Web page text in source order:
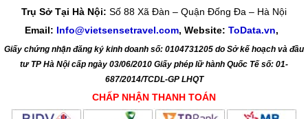
Trụ Sở Tại Hà Nội: Số 88 Xã Đàn – Quận Đống Đa – Hà Nội
Email: Info@vietsensetravel.com, Website: ToData.vn,
Giấy chứng nhận đăng ký kinh doanh số: 0104731205 do Sở kế hoạch và đầu
tư TP Hà Nội cấp ngày 03/06/2010 Giấy phép lữ hành Quốc Tế số: 01-
687/2014/TCDL-GP LHQT
CHẤP NHẬN THANH TOÁN